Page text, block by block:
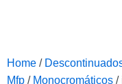
Home /
Mfp / Monocromáticos /